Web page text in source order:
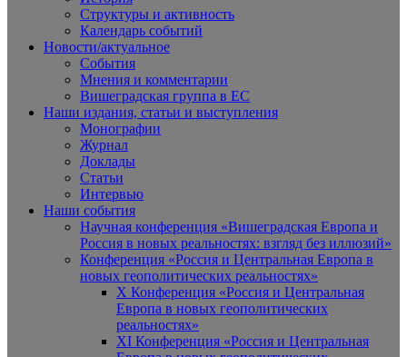
Структуры и активность
Календарь событий
Новости/актуальное
События
Мнения и комментарии
Вишеградская группа в ЕС
Наши издания, статьи и выступления
Монографии
Журнал
Доклады
Статьи
Интервью
Наши события
Научная конференция «Вишеградская Европа и
Россия в новых реальностях: взгляд без иллюзий»
Конференция «Россия и Центральная Европа в
новых геополитических реальностях»
X Конференция «Россия и Центральная
Европа в новых геополитических
реальностях»
XI Конференция «Россия и Центральная